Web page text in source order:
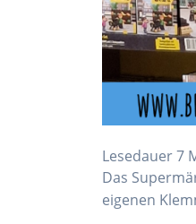
Lesedauer7
Das
eigenen